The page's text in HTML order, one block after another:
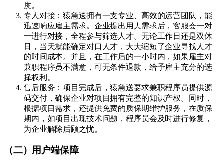
度。
专人对接：猿急送拥有一支专业、高效的运营团队，能
迅速响应雇主需求。企业提出用人需求后，客服会一对
一进行对接，全程参与筛选人才。无论工作日还是双休
日，当天就能确定对口人才，大大缩短了企业寻找人才
的时间成本。并且，在工作后的一小时内，如果雇主对
兼职程序员不满意，可无条件退款，给予雇主充分的选
择权利。
售后服务：项目完成后，猿急送要求兼职程序员提供源
码交付，确保企业对项目拥有完整的知识产权。同时，
根据项目需求，还提供免费的质保期维护服务，在质保
期内，如项目出现技术问题，程序员会及时进行修复，
为企业解除后顾之忧。
（二）用户端保障